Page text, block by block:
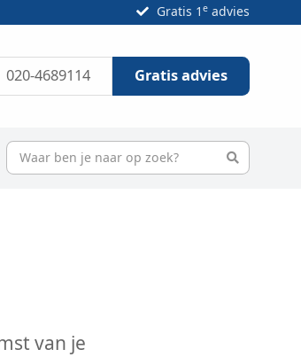
Gratis 1 eadvies
020-4689114 Gratis advies
van je